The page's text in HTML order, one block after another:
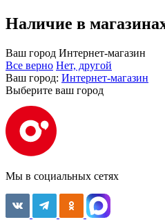
Наличие в
Ваш город Интернет-магазин
Все верно Нет, другой
Ваш город: Интернет-магазин
Выберите ваш город
Мы в социальных сетях